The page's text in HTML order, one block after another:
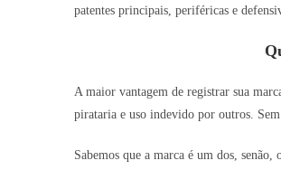
patentes principais, periféricas e
A maior vantagem de registrar sua
pirataria e uso indevido por outros.
Sabemos que a marca é um dos,